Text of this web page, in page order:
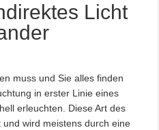
Licht
muss und Sie alles finden
in erster Linie eines
erleuchten. Diese Art des
wird meistens durch eine